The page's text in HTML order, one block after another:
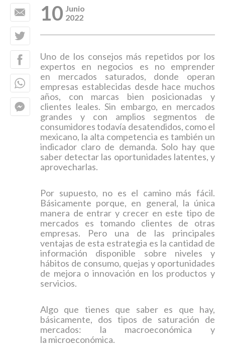
10 Junio
2022
Uno de los consejos más repetidos por los
expertos en negocios es no emprender
en mercados saturados, donde operan
empresas establecidas desde hace muchos
años, con marcas bien posicionadas y
clientes leales. Sin embargo, en mercados
grandes y con amplios segmentos de
consumidores todavía desatendidos, como el
mexicano, la alta competencia es también un
indicador claro de demanda. Solo hay que
saber detectar las oportunidades latentes, y
aprovecharlas.
Por supuesto, no es el camino más fácil.
Básicamente porque, en general, la única
manera de entrar y crecer en este tipo de
mercados es tomando clientes de otras
empresas. Pero una de las principales
ventajas de esta estrategia es la cantidad de
información disponible sobre niveles y
hábitos de consumo, quejas y oportunidades
de mejora o innovación en los productos y
servicios.
Algo que tienes que saber es que hay,
básicamente, dos tipos de saturación de
mercados: la macroeconómica y
la microeconómica.